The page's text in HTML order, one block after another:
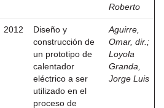
Roberto
2012
Diseño y
construcción de
un prototipo de
calentador
eléctrico a ser
utilizado en el
proceso de
Aguirre,
Omar, dir. ;
Loyola
Granda,
Jorge Luis